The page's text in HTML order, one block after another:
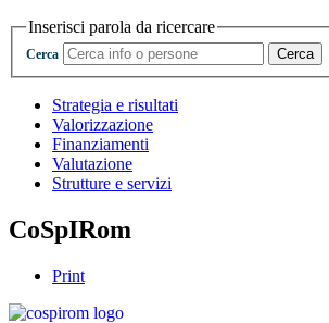
Inserisci parola da ricercare
Cerca Cerca
Strategia e risultati
Valorizzazione
Finanziamenti
Valutazione
Strutture e servizi
CoSpIRom
Print